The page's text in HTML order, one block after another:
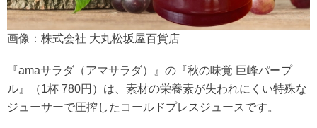
画像：株式会社 大丸松坂屋百貨店
『amaサラダ（アマサラダ）』の『秋の味覚 巨峰パープ
ル』（1杯 780円）は、素材の栄養素が失われにくい特殊な
ジューサーで圧搾したコールドプレスジュースです。